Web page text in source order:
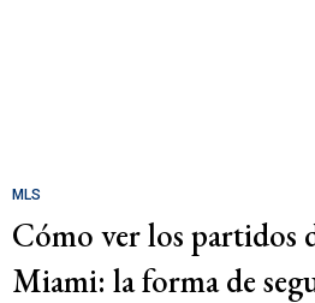
MLS
Cómo ver los partidos
Miami: la forma de